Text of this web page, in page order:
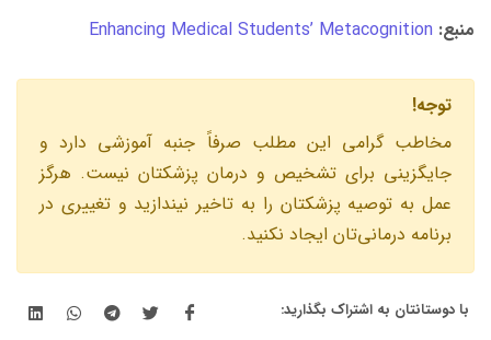
منبع: Enhancing Medical Students’ Metacognition
توجه!
مخاطب گرامى اين مطلب صرفاً جنبه آموزشى دارد و
جايگزينى براى تشخيص و درمان پزشكتان نيست. هرگز
عمل به توصيه پزشكتان را به تاخير نيندازيد و تغييرى در
برنامه درمانی‌تان ايجاد نكنيد.
با دوستانتان به اشتراک بگذارید: